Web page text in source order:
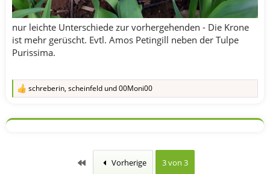
nur leichte Unterschiede zur vorhergehenden - Die Krone
ist mehr gerüscht. Evtl. Amos Petingill neben der Tulpe
Purissima.
R
k
schreberin, scheinfeld und00Moni00
Erste Vorherige 3 von 3